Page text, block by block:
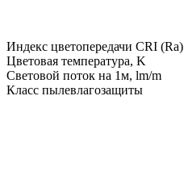
Индекс цветопередачи CRI (Ra)
Цветовая температура, K
Световой поток на 1м, lm/m
Класс пылевлагозащиты